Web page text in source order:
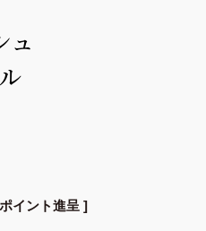
ュ
ポイント進呈 ]